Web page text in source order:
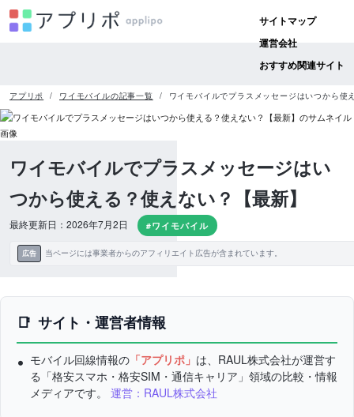
サイトマップ
運営会社
おすすめ関連サイト
アプリポ ワイモバイルの記事一覧 ワイモバイルでプラスメッセージはいつから使
ワイモバイルでプラスメッセージはい
つから使える？使えない？【最新】
最終更新日：2026年7月2日 #ワイモバイル
広告 当ページには事業者からのアフィリエイト広告が含まれています。
サイト・運営者情報
モバイル回線情報の 「アプリポ」 は、RAUL株式会社が運営す
る「格安スマホ・格安SIM・通信キャリア」領域の比較・情報
メディアです。 運営：RAUL株式会社